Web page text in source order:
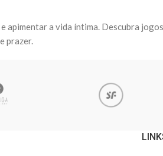
a vida íntima. Descubra
prazer.